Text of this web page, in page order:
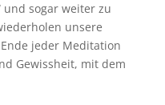
sogar weiter zu
unsere
jeder Meditation
Gewissheit, mit dem